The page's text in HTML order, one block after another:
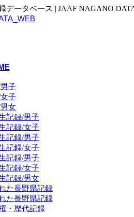
データベース | JAAF NAGANO
子
子
女
記録/男子
記録/女子
記録/男子
記録/女子
記録/男子
記録/女子
記録/男女
た長野県記録
た長野県記録
・歴代記録